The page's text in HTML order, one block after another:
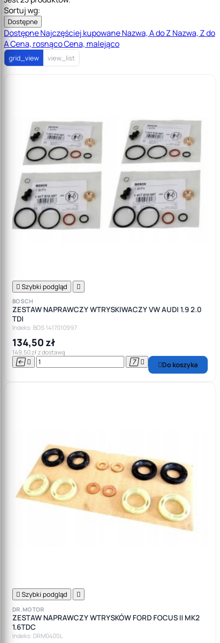
Sortuj wg:
Dostępne
DostępneNajczęściej kupowaneNazwa, A do Z Nazwa, Z do
ACena, rosnącoCena, malejąco
grid_view view_list
 Szybki podgląd 
BOSCH
ZESTAW NAPRAWCZY WTRYSKIWACZY VW AUDI 1.9 2.0
TDI
Indeks: BOS 1417010997
134,50 zł
149,50 zł z dostawą
    Do koszyka
 Szybki podgląd 
DR.MOTOR
ZESTAW NAPRAWCZY WTRYSKÓW FORD FOCUS II MK2
1.6TDC
Indeks: DRM040SL